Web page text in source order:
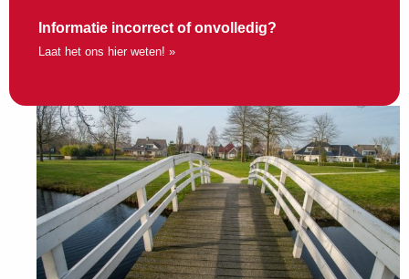
Informatie incorrect of onvolledig?
Laat het ons hier weten! »